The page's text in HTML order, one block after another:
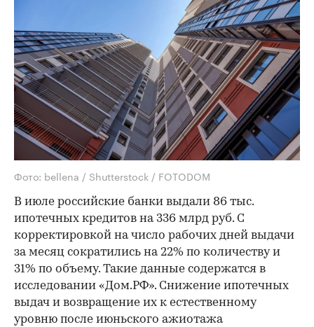
Фото: bellena / Shutterstock / FOTODOM
В июле российские банки выдали 86 тыс.
ипотечных кредитов на 336 млрд руб. С
корректировкой на число рабочих дней выдачи
за месяц сократились на 22% по количеству и
31% по объему. Такие данные содержатся в
исследовании «Дом.РФ». Снижение ипотечных
выдач и возвращение их к естественному
уровню после июньского ажиотажа